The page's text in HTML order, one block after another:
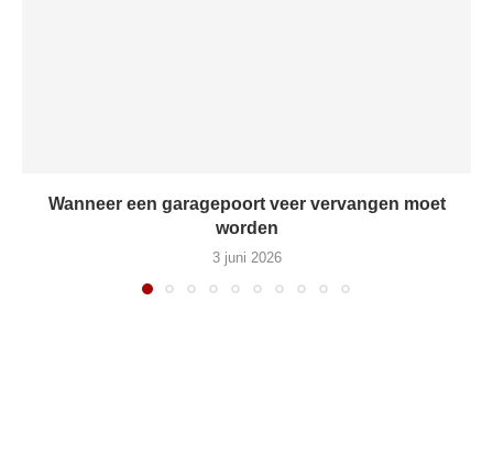
Wanneer een garagepoort veer vervangen moet
worden
3 juni 2026